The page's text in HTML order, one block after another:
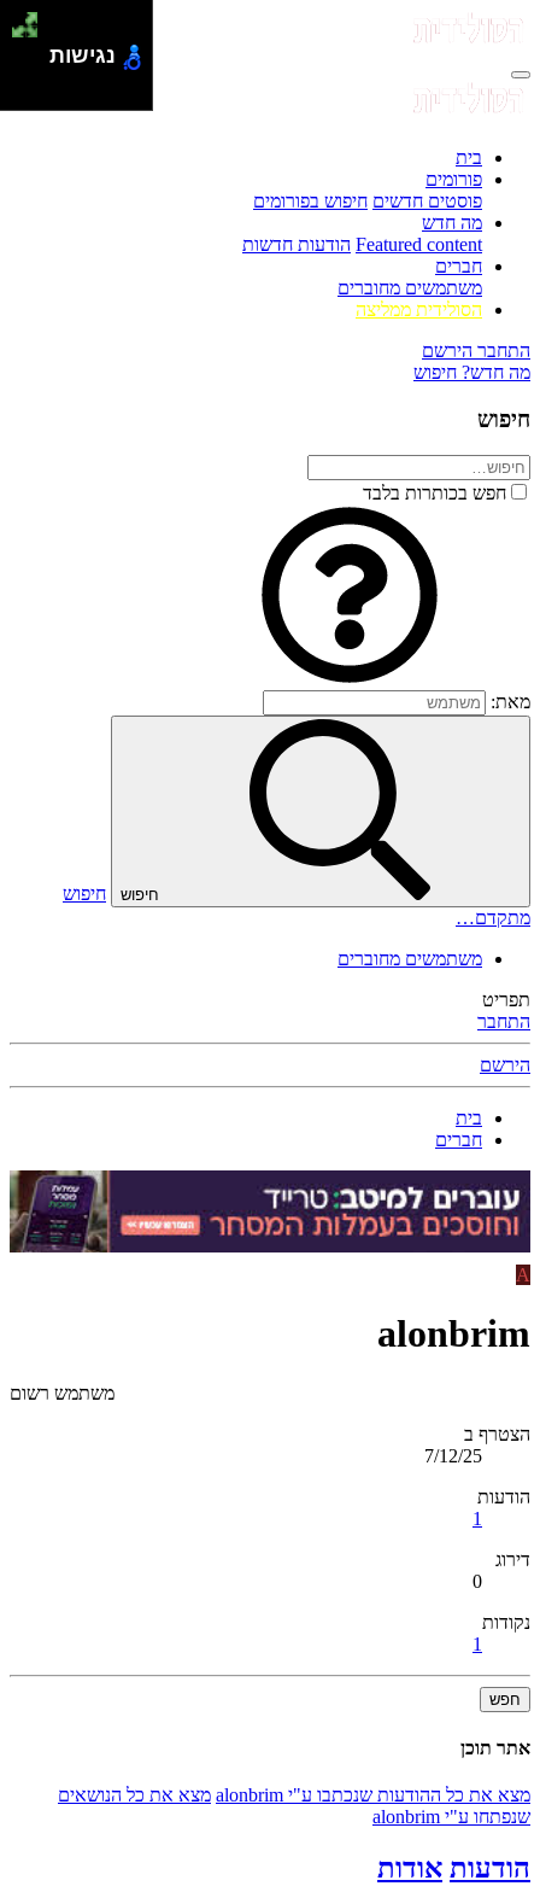
בית
פורומים
פוסטים חדשים חיפוש בפורומים
מה חדש
Featured content הודעות חדשות
חברים
משתמשים מחוברים
הסולידית ממליצה
התחבר הירשם
מה חדש? חיפוש
חיפוש
חפש בכותרות בלבד
מאת:
חיפוש
חיפוש
מתקדם…
משתמשים מחוברים
תפריט
התחבר
הירשם
בית
חברים
A
alonbrim
משתמש רשום
הצטרף ב
7/12/25
הודעות
1
דירוג
0
נקודות
1
חפש
אתר תוכן
מצא את כל ההודעות שנכתבו ע"י alonbrim
מצא את כל הנושאים
שנפתחו ע"י alonbrim
הודעות אודות
נגישות